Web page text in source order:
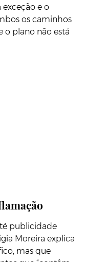
e o
os caminhos
o plano não está
publicidade
Moreira explica
mas que